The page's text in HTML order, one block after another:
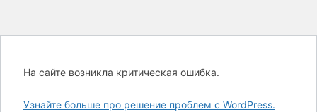
На сайте возникла критическая ошибка.
Узнайте больше про решение проблем с WordPress.